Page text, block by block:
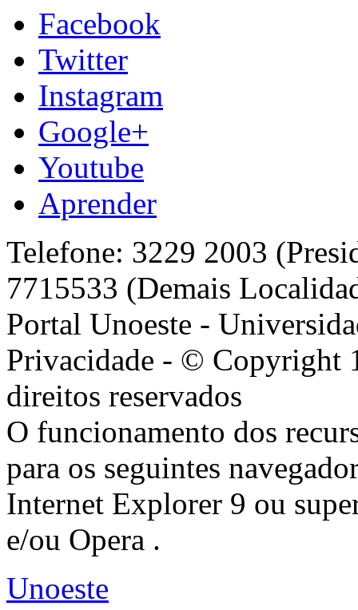
Facebook
Twitter
Instagram
Google+
Youtube
Aprender
Telefone: 3229 2003
7715533 (Demais
Portal Unoeste -
Privacidade - © Copyright
direitos reservados
O funcionamento dos
para os seguintes
Internet Explorer 9 ou
e/ou Opera .
Unoeste